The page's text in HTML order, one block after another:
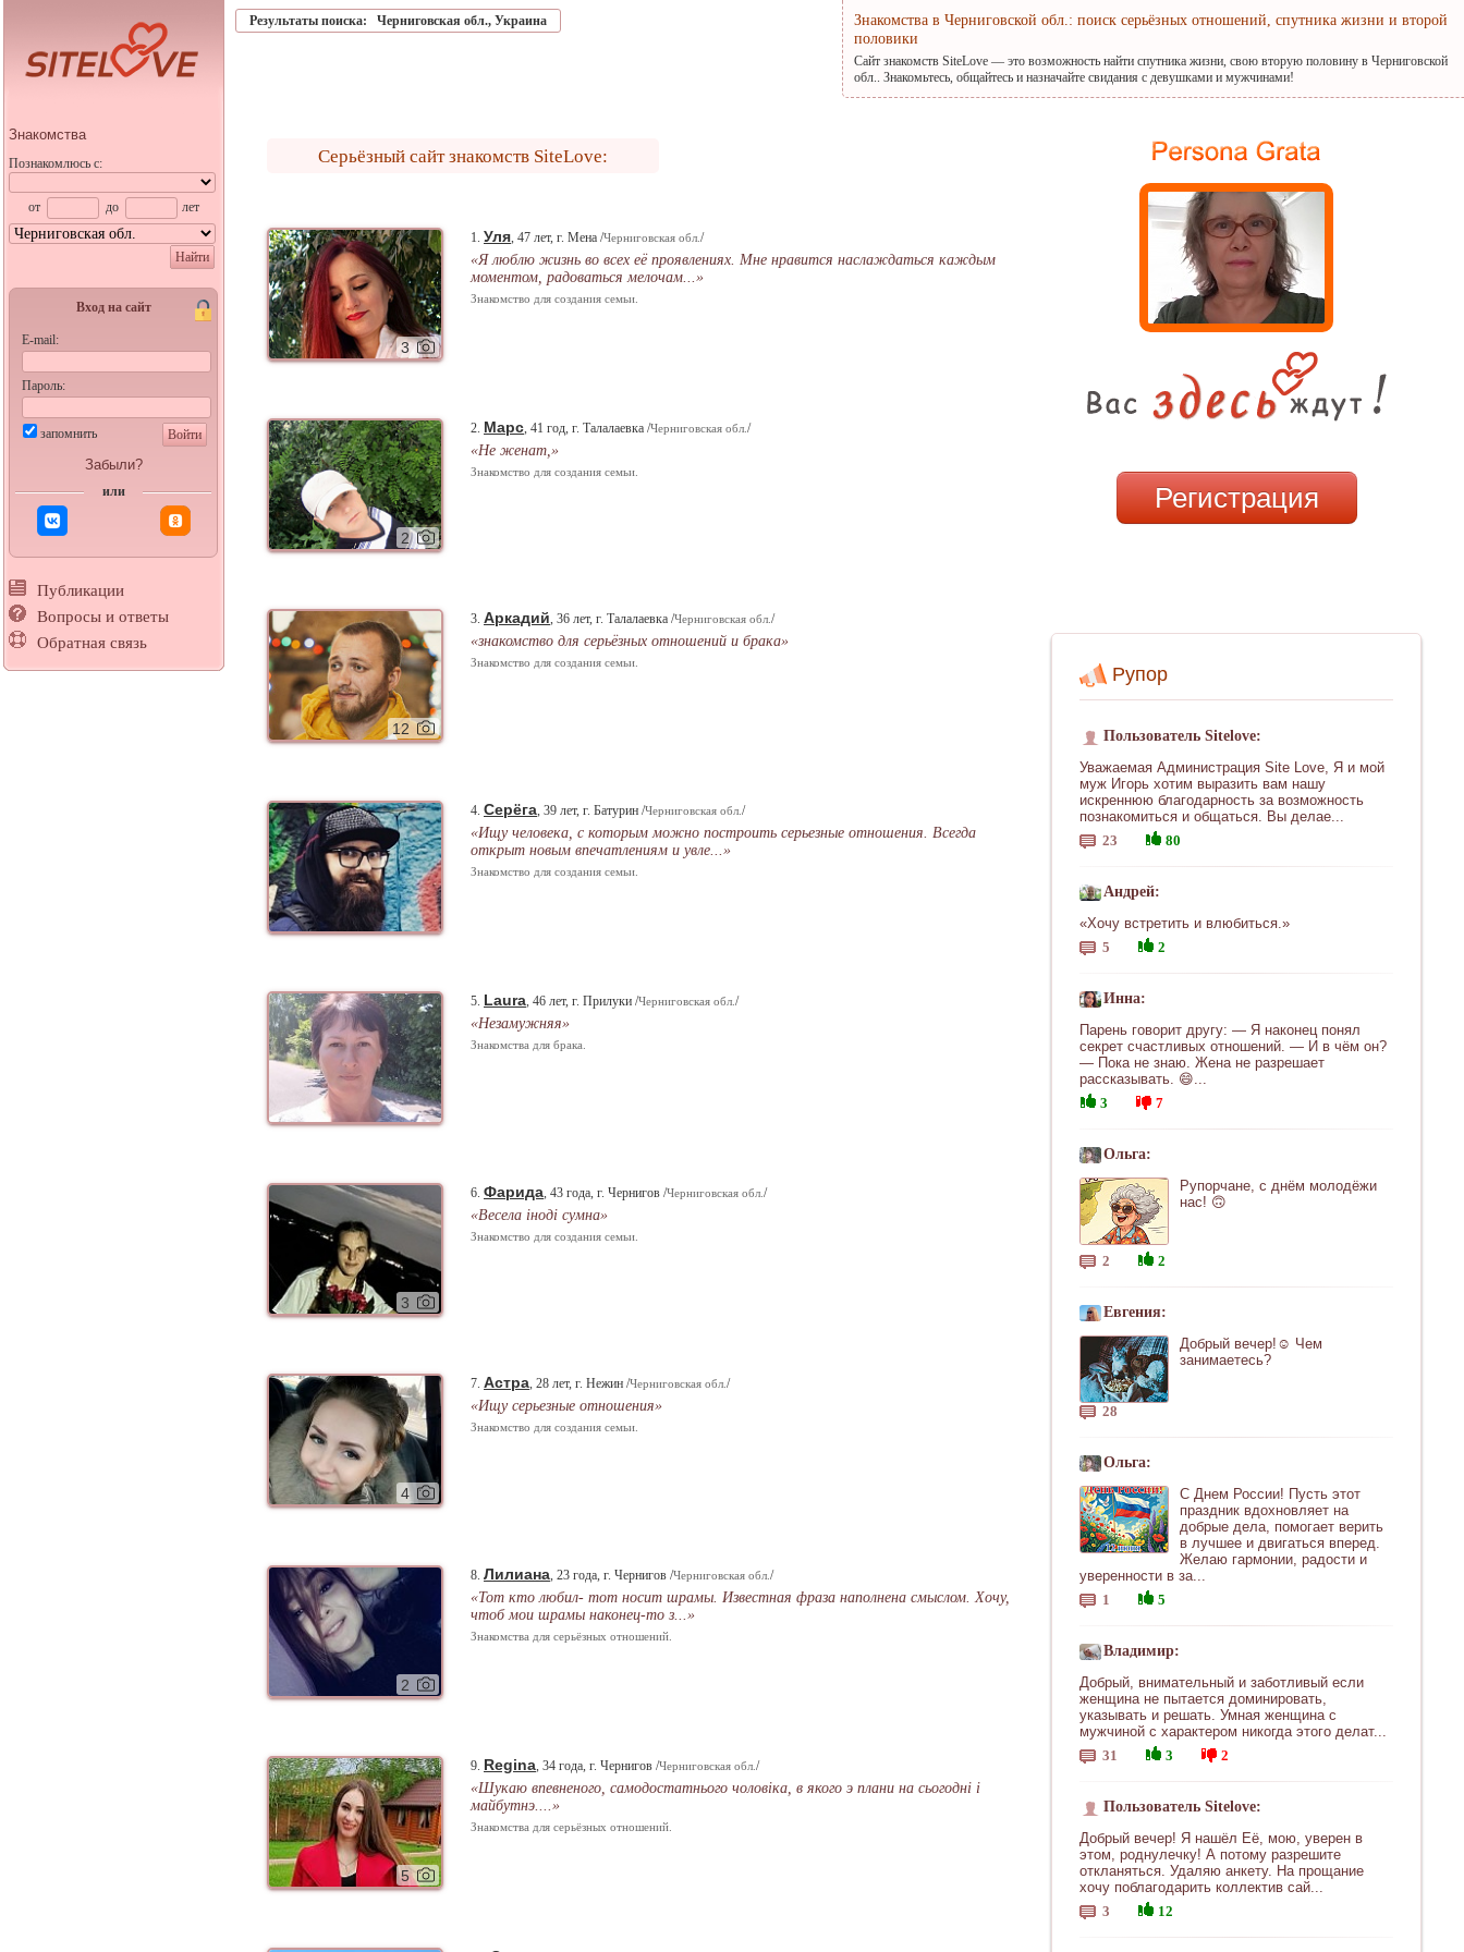
Знакомства
Познакомлюсь с:
от до лет
Найти
Вход на сайт
E-mail:
Пароль:
запомнить Войти
Забыли?
или
Публикации
Вопросы и ответы
Обратная связь
Результаты поиска: Черниговская обл., Украина
Знакомства в Черниговской обл.: поиск серьёзных отношений, спутника жизни и второй
половики
Сайт знакомств SiteLove — это возможность найти спутника жизни, свою вторую половину в Черниговской
обл.. Знакомьтесь, общайтесь и назначайте свидания с девушками и мужчинами!
Серьёзный сайт знакомств SiteLove:
Регистрация
Рупор
Пользователь Sitelove:
Уважаемая Администрация Site Love, Я и мой
муж Игорь хотим выразить вам нашу
искреннюю благодарность за возможность
познакомиться и общаться. Вы делае...
23
80
Андрей:
«Хочу встретить и влюбиться.»
5
2
Инна:
Парень говорит другу: — Я наконец понял
секрет счастливых отношений. — И в чём он?
— Пока не знаю. Жена не разрешает
рассказывать. 😄...
3
7
Ольга:
Рупорчане, с днём молодёжи
нас! 🙃
2 2
Евгения:
Добрый вечер!☺ Чем
занимаетесь?
28
Ольга:
С Днем России! Пусть этот
праздник вдохновляет на
добрые дела, помогает верить
в лучшее и двигаться вперед.
Желаю гармонии, радости и
уверенности в за...
1
5
Владимир:
Добрый, внимательный и заботливый если
женщина не пытается доминировать,
указывать и решать. Умная женщина с
мужчиной с характером никогда этого делат...
31
3 2
Пользователь Sitelove:
Добрый вечер! Я нашёл Её, мою, уверен в
этом, роднулечку! А потому разрешите
откланяться. Удаляю анкету. На прощание
хочу поблагодарить коллектив сай...
3
12
3
1. Уля, 47 лет, г. Мена /Черниговская обл. /
«Я люблю жизнь во всех её проявлениях. Мне нравится наслаждаться каждым
моментом, радоваться мелочам...»
Знакомство для создания семьи.
2
2. Марс, 41 год, г. Талалаевка /Черниговская обл. /
«Не женат,»
Знакомство для создания семьи.
12
3. Аркадий, 36 лет, г. Талалаевка /Черниговская обл. /
«знакомство для серьёзных отношений и брака»
Знакомство для создания семьи.
4. Серёга, 39 лет, г. Батурин /Черниговская обл. /
«Ищу человека, с которым можно построить серьезные отношения. Всегда
открыт новым впечатлениям и увле...»
Знакомство для создания семьи.
5. Laura, 46 лет, г. Прилуки /Черниговская обл. /
«Незамужняя»
Знакомства для брака.
3
6. Фарида, 43 года, г. Чернигов /Черниговская обл. /
«Весела іноді сумна»
Знакомство для создания семьи.
4
7. Астра, 28 лет, г. Нежин /Черниговская обл. /
«Ищу серьезные отношения»
Знакомство для создания семьи.
2
8. Лилиана, 23 года, г. Чернигов /Черниговская обл. /
«Тот кто любил- тот носит шрамы. Известная фраза наполнена смыслом. Хочу,
чтоб мои шрамы наконец-то з...»
Знакомства для серьёзных отношений.
5
9. Regina, 34 года, г. Чернигов /Черниговская обл. /
«Шукаю впевненого, самодостатнього чоловiка, в якого э плани на сьогоднi i
майбутнэ....»
Знакомства для серьёзных отношений.